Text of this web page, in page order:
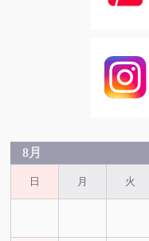
8月
日 月 火